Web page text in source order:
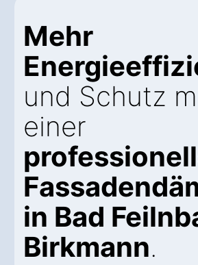
Mehr
und Schutz
einer
in Bad
Birkmann.